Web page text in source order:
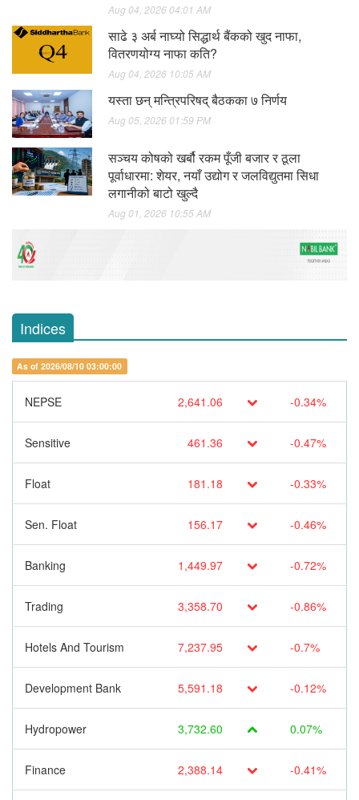
Aug 04, 2026 04:01 AM
साढे ३ अर्ब नाघ्यो सिद्धार्थ बैंकको खुद नाफा,
वितरणयोग्य नाफा कति?
Aug 04, 2026 10:05 AM
यस्ता छन् मन्त्रिपरिषद् बैठकका ७ निर्णय
Aug 05, 2026 01:59 PM
सञ्चय कोषको खर्बौ रकम पूँजी बजार र ठूला
पूर्वाधारमा: शेयर, नयाँ उद्योग र जलविद्युतमा सिधा
लगानीको बाटो खुल्दै
Aug 01, 2026 10:55 AM
Indices
As of 2026/08/10 03:00:00
NEPSE 2,641.06 -0.34%
Sensitive 461.36 -0.47%
Float 181.18 -0.33%
Sen. Float 156.17 -0.46%
Banking 1,449.97 -0.72%
Trading 3,358.70 -0.86%
Hotels And Tourism 7,237.95 -0.7%
Development Bank 5,591.18 -0.12%
Hydropower 3,732.60 0.07%
Finance 2,388.14 -0.41%